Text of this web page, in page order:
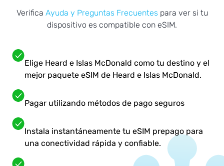
Verifica Ayuda y Preguntas Frecuentes para ver si tu
dispositivo es compatible con eSIM.
Elige Heard e Islas McDonald como tu destino y el
mejor paquete eSIM de Heard e Islas McDonald.
Pagar utilizando métodos de pago seguros
Instala instantáneamente tu eSIM prepago para
una conectividad rápida y confiable.